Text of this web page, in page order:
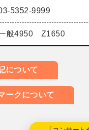
5352-9999
般4950 Z1650
について
ークについて